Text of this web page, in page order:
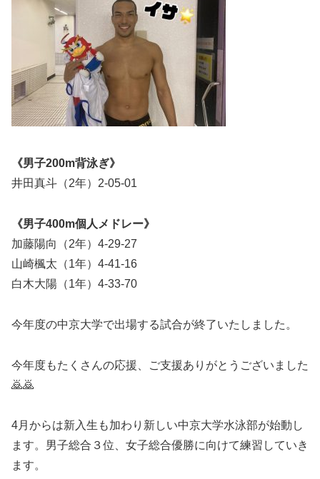
《男子200m背泳ぎ》
井田真斗（2年）2-05-01
《男子400m個人メドレー》
加藤陽向（2年）4-29-27
山崎楓太（1年）4-41-16
白木大陽（1年）4-33-70
今年度の中京大学で出場する試合が終了いたしました。
今年度もたくさんの応援、ご支援ありがとうございました
🙇🙇
4月からは新入生も加わり新しい中京大学水泳部が始動し
ます。男子総合３位、女子総合優勝に向けて練習していき
ます。